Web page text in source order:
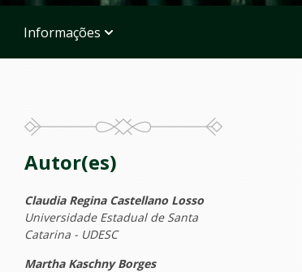
Informações
Autor(es)
Claudia Regina Castellano Losso
Universidade Estadual de Santa
Catarina - UDESC
Martha Kaschny Borges